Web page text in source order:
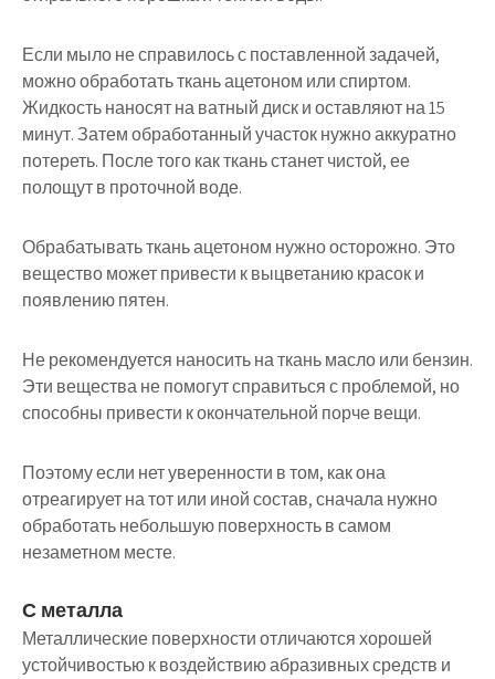
Если мыло не справилось с поставленной задачей,
можно обработать ткань ацетоном или спиртом.
Жидкость наносят на ватный диск и оставляют на 15
минут. Затем обработанный участок нужно аккуратно
потереть. После того как ткань станет чистой, ее
полощут в проточной воде.
Обрабатывать ткань ацетоном нужно осторожно. Это
вещество может привести к выцветанию красок и
появлению пятен.
Не рекомендуется наносить на ткань масло или бензин.
Эти вещества не помогут справиться с проблемой, но
способны привести к окончательной порче вещи.
Поэтому если нет уверенности в том, как она
отреагирует на тот или иной состав, сначала нужно
обработать небольшую поверхность в самом
незаметном месте.
С металла
Металлические поверхности отличаются хорошей
устойчивостью к воздействию абразивных средств и